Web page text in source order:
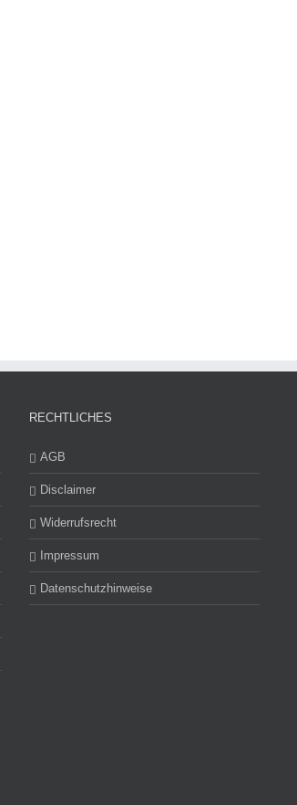
RECHTLICHES
AGB
Disclaimer
Widerrufsrecht
Impressum
Datenschutzhinweise